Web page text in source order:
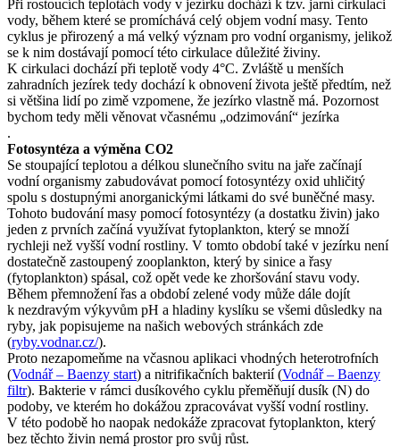
Při rostoucích teplotách vody v jezírku dochází k tzv. jarní cirkulaci
vody, během které se promíchává celý objem vodní masy. Tento
cyklus je přirozený a má velký význam pro vodní organismy, jelikož
se k nim dostávají pomocí této cirkulace důležité živiny.
K cirkulaci dochází při teplotě vody 4°C. Zvláště u menších
zahradních jezírek tedy dochází k obnovení života ještě předtím, než
si většina lidí po zimě vzpomene, že jezírko vlastně má. Pozornost
bychom tedy měli věnovat včasnému „odzimování“ jezírka
.
Fotosyntéza a výměna CO2
Se stoupající teplotou a délkou slunečního svitu na jaře začínají
vodní organismy zabudovávat pomocí fotosyntézy oxid uhličitý
spolu s dostupnými anorganickými látkami do své buněčné masy.
Tohoto budování masy pomocí fotosyntézy (a dostatku živin) jako
jeden z prvních začíná využívat fytoplankton, který se množí
rychleji než vyššívodní rostliny. V tomto období také v jezírku není
dostatečně zastoupený zooplankton, který by sinice a řasy
(fytoplankton) spásal, což opět vede ke zhoršování stavu vody.
Během přemnožení řas a období zelené vody může dále dojít
k nezdravým výkyvům pH a hladiny kyslíku se všemi důsledky na
ryby, jak popisujeme na našich webových stránkách zde
(ryby.vodnar.cz/).
Proto nezapomeňme na včasnou aplikaci vhodných heterotrofních
(Vodnář – Baenzy start) a nitrifikačních bakterií (Vodnář – Baenzy
filtr). Bakterie v rámci dusíkového cyklu přeměňují dusík (N) do
podoby, ve kterém ho dokážou zpracovávat vyššívodní rostliny.
V této podobě ho naopak nedokáže zpracovat fytoplankton, který
bez těchto živin nemá prostor pro svůj růst.